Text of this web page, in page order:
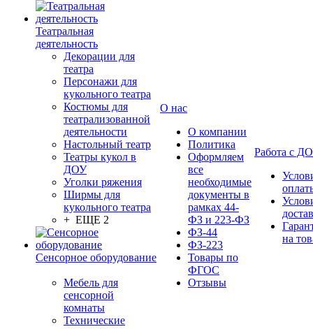
Театральная
деятельность
Декорации для
театра
Персонажи для
кукольного театра
Костюмы для
театрализованной
деятельности
Настольный театр
Театры кукол в
ДОУ
Уголки ряжения
Ширмы для
кукольного театра
+ ЕЩЕ 2
Сенсорное оборудование
Мебель для
сенсорной
комнаты
Технические
О нас
О компании
Политика
Оформляем
все
необходимые
документы в
рамках 44-
ФЗ и 223-ФЗ
ФЗ-44
ФЗ-223
Товары по
ФГОС
Отзывы
Работа с
на